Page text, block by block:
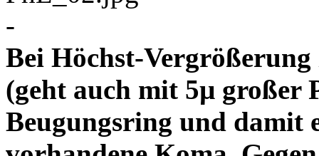
-
Bei Höchst-
(geht auch mit 5µ großer
Beugungsring und damit